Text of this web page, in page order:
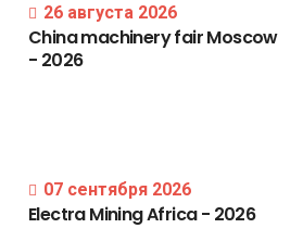
26 августа 2026
ChinamachineryfairMoscow
- 2026
07 сентября 2026
ElectraMiningAfrica- 2026